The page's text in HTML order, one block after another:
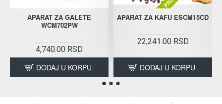
APARAT ZA GALETE
WCM702PW
4,740.00 RSD
DODAJ U KORPU
APARAT ZA KAFU ESCM15CD
22,241.00 RSD
DODAJ U KORPU